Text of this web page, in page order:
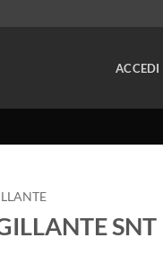
ACCEDI
SNT